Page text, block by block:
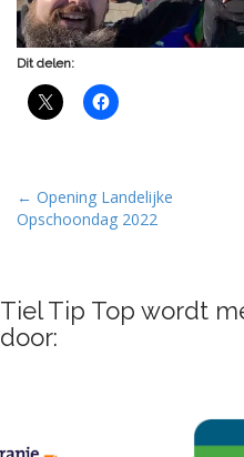
Dit delen:
P
o
n
a
← Opening Landelijke
Opschoondag 2022
Tiel Tip Top wordt
door: